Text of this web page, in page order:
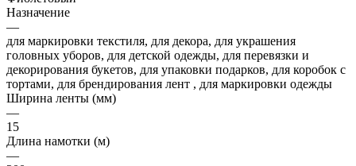
Назначение
—
для маркировки текстиля, для декора, для украшения
головных уборов, для детской одежды, для перевязки и
декорирования букетов, для упаковки подарков, для коробок с
тортами, для брендирования лент , для маркировки одежды
Ширина ленты (мм)
—
15
Длина намотки (м)
—